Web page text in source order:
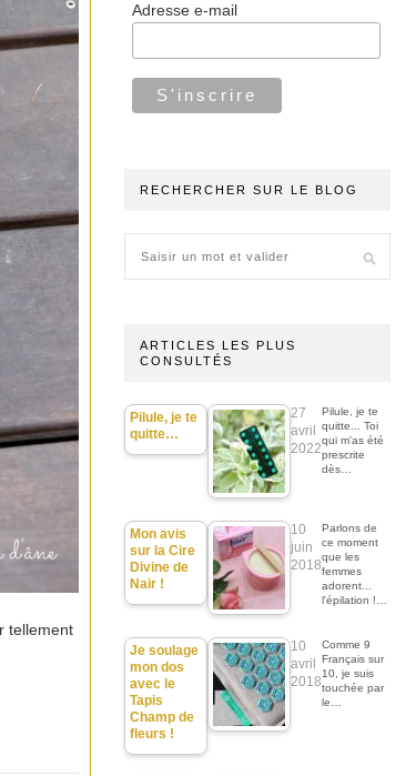
tellement
Adresse e-mail
RECHERCHER SUR LE BLOG
ARTICLES LES PLUS
CONSULTÉS
Pilule, je te
quitte…
27
avril
2022
Pilule, je te
quitte... Toi
qui m'as été
prescrite
dès…
Mon avis
sur la Cire
Divine de
Nair !
10
juin
2018
Parlons de
ce moment
que les
femmes
adorent...
l'épilation !…
Je soulage
mon dos
avec le
Tapis
Champ de
fleurs !
10
avril
2018
Comme 9
Français sur
10, je suis
touchée par
le…